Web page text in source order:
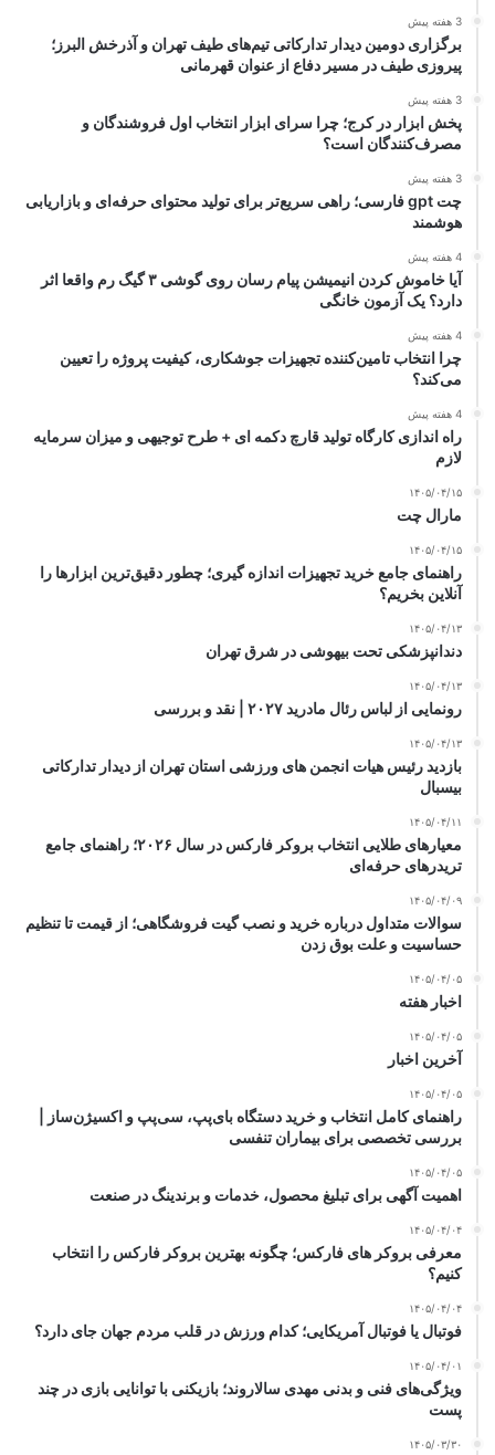
3 هفته پیش
برگزاری دومین دیدار تدارکاتی تیم‌های طیف تهران و آذرخش البرز؛
پیروزی طیف در مسیر دفاع از عنوان قهرمانی
3 هفته پیش
پخش ابزار در کرج؛ چرا سرای ابزار انتخاب اول فروشندگان و
مصرف‌کنندگان است؟
3 هفته پیش
چت gpt فارسی؛ راهی سریع‌تر برای تولید محتوای حرفه‌ای و بازاریابی
هوشمند
4 هفته پیش
آیا خاموش کردن انیمیشن پیام رسان روی گوشی ۳ گیگ رم واقعا اثر
دارد؟ یک آزمون خانگی
4 هفته پیش
چرا انتخاب تامین‌کننده تجهیزات جوشکاری، کیفیت پروژه را تعیین
می‌کند؟
4 هفته پیش
راه اندازی کارگاه تولید قارچ دکمه ای + طرح توجیهی و میزان سرمایه
لازم
۱۴۰۵/۰۴/۱۵
مارال چت
۱۴۰۵/۰۴/۱۵
راهنمای جامع خرید تجهیزات اندازه گیری؛ چطور دقیق‌ترین ابزارها را
آنلاین بخریم؟
۱۴۰۵/۰۴/۱۳
دندانپزشکی تحت بیهوشی در شرق تهران
۱۴۰۵/۰۴/۱۳
رونمایی از لباس رئال مادرید ۲۰۲۷ | نقد و بررسی
۱۴۰۵/۰۴/۱۳
بازدید رئیس هیات انجمن های ورزشی استان تهران از دیدار تدارکاتی
بیسبال
۱۴۰۵/۰۴/۱۱
معیارهای طلایی انتخاب بروکر فارکس در سال ۲۰۲۶؛ راهنمای جامع
تریدرهای حرفه‌ای
۱۴۰۵/۰۴/۰۹
سوالات متداول درباره خرید و نصب گیت فروشگاهی؛ از قیمت تا تنظیم
حساسیت و علت بوق زدن
۱۴۰۵/۰۴/۰۵
اخبار هفته
۱۴۰۵/۰۴/۰۵
آخرین اخبار
۱۴۰۵/۰۴/۰۵
راهنمای کامل انتخاب و خرید دستگاه بای‌پپ، سی‌پپ و اکسیژن‌ساز |
بررسی تخصصی برای بیماران تنفسی
۱۴۰۵/۰۴/۰۵
اهمیت آگهی برای تبلیغ محصول، خدمات و برندینگ در صنعت
۱۴۰۵/۰۴/۰۴
معرفی بروکر های فارکس؛ چگونه بهترین بروکر فارکس را انتخاب
کنیم؟
۱۴۰۵/۰۴/۰۴
فوتبال یا فوتبال آمریکایی؛ کدام ورزش در قلب مردم جهان جای دارد؟
۱۴۰۵/۰۴/۰۱
ویژگی‌های فنی و بدنی مهدی سالاروند؛ بازیکنی با توانایی بازی در چند
پست
۱۴۰۵/۰۳/۳۰